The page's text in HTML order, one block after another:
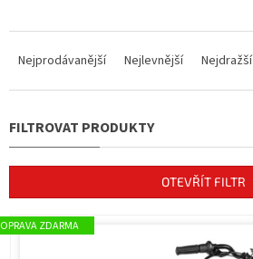
n
o
d
u
Nejprodávanější Nejlevnější Nejdražší
OTEVŘÍT FILTR
V
ZDARMA